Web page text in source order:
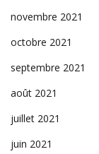
novembre 2021
octobre 2021
septembre 2021
août 2021
juillet 2021
juin 2021